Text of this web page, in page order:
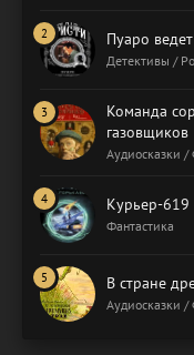
Пуаро
Детективы /
Команда
газовщиков
Аудиосказки /
Курьер-
Фантастика
В стране
Аудиосказки /